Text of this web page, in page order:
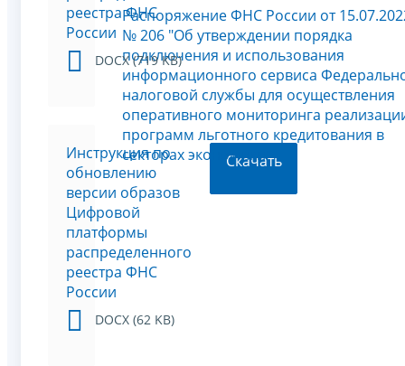
реестра ФНС
России
DOCX (719 KB)
Инструкция по
обновлению
версии образов
Цифровой
платформы
распределенного
реестра ФНС
России
DOCX (62 KB)
Скачать
Распоряжение ФНС России от
№ 206 "Об утверждении порядка
подключения и использования
информационного сервиса
налоговой службы для осуществления
оперативного мониторинга
программ льготного кредитования в
секторах экономики"